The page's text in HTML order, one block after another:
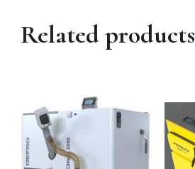
Related products